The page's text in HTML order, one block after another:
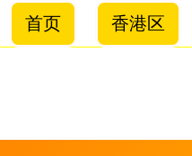
首页 香港区